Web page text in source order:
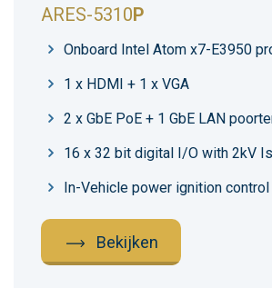
ARES-5310P
Onboard Intel Atom x7-E3950
1 x HDMI + 1 x VGA
2 x GbE PoE + 1 GbE LAN
16 x 32 bit digital I/O with 2kV
In-Vehicle power ignition control
Bekijken